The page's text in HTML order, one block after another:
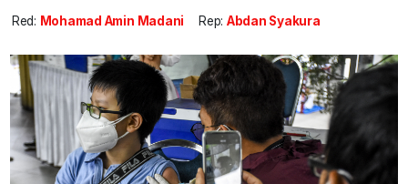
Red: Mohamad Amin Madani Rep: Abdan Syakura